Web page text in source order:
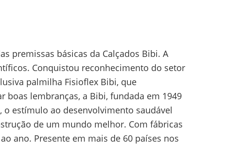
premissas básicas da Calçados Bibi. A
Conquistou reconhecimento do setor
palmilha Fisioflex Bibi, que
boas lembranças, a Bibi, fundada em 1949
estímulo ao desenvolvimento saudável
de um mundo melhor. Com fábricas
ano. Presente em mais de 60 países nos